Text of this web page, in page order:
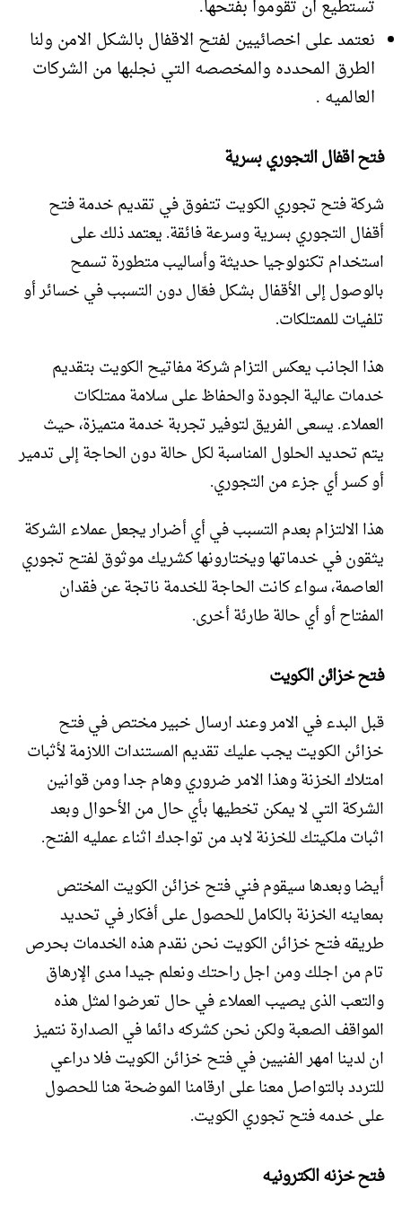
تستطيع ان تقوموا بفتحها.
نعتمد على اخصائيين لفتح الاقفال بالشكل الامن ولنا
الطرق المحدده والمخصصه التي نجلبها من الشركات
العالميه .
فتح اقفال التجوري بسرية
شركة فتح تجوري الكويت تتفوق في تقديم خدمة فتح
أقفال التجوري بسرية وسرعة فائقة. يعتمد ذلك على
استخدام تكنولوجيا حديثة وأساليب متطورة تسمح
بالوصول إلى الأقفال بشكل فعّال دون التسبب في خسائر أو
تلفيات للممتلكات.
هذا الجانب يعكس التزام شركة مفاتيح الكويت بتقديم
خدمات عالية الجودة والحفاظ على سلامة ممتلكات
العملاء. يسعى الفريق لتوفير تجربة خدمة متميزة، حيث
يتم تحديد الحلول المناسبة لكل حالة دون الحاجة إلى تدمير
أو كسر أي جزء من التجوري.
هذا الالتزام بعدم التسبب في أي أضرار يجعل عملاء الشركة
يثقون في خدماتها ويختارونها كشريك موثوق لفتح تجوري
العاصمة، سواء كانت الحاجة للخدمة ناتجة عن فقدان
المفتاح أو أي حالة طارئة أخرى.
فتح خزائن الكويت
قبل البدء في الامر وعند ارسال خبير مختص في فتح
خزائن الكويت يجب عليك تقديم المستندات اللازمة لأثبات
امتلاك الخزنة وهذا الامر ضروري وهام جدا ومن قوانين
الشركة التي لا يمكن تخطيها بأي حال من الأحوال وبعد
اثبات ملكيتك للخزنة لابد من تواجدك اثناء عمليه الفتح.
أيضا وبعدها سيقوم فني فتح خزائن الكويت المختص
بمعاينه الخزنة بالكامل للحصول على أفكار في تحديد
طريقه فتح خزائن الكويت نحن نقدم هذه الخدمات بحرص
تام من اجلك ومن اجل راحتك ونعلم جيدا مدى الإرهاق
والتعب الذى يصيب العملاء في حال تعرضوا لمثل هذه
المواقف الصعبة ولكن نحن كشركه دائما في الصدارة نتميز
ان لدينا امهر الفنيين في فتح خزائن الكويت فلا دراعي
للتردد بالتواصل معنا على ارقامنا الموضحة هنا للحصول
على خدمه فتح تجوري الكويت.
فتح خزنه الكترونيه